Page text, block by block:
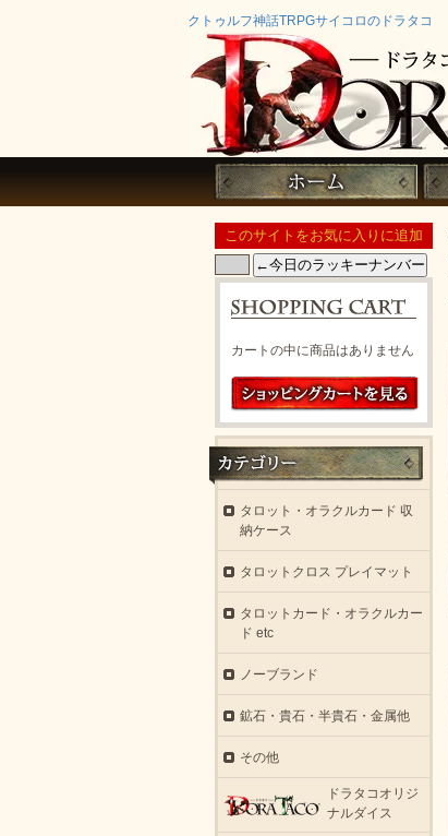
クトゥルフ神話TRPGサイコロのドラタコ
カートの中に商品はありません
タロット・オラクルカード 収
納ケース
タロットクロス プレイマット
タロットカード・オラクルカー
ド etc
ノーブランド
鉱石・貴石・半貴石・金属他
その他
ドラタコオリジ
ナルダイス